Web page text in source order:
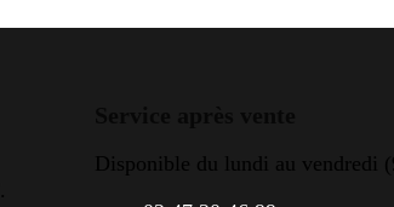
.
Disponible du lundi au vendredi